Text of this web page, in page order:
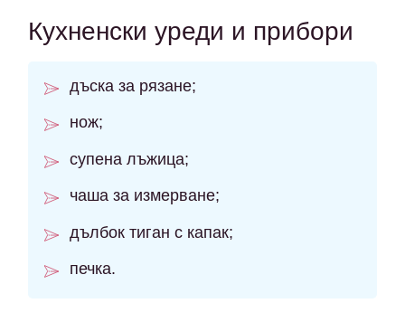
Кухненски уреди и прибори
дъска за рязане;
нож;
супена лъжица;
чаша за измерване;
дълбок тиган с капак;
печка.